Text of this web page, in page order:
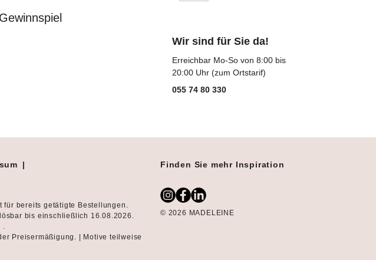
Gewinnspiel
Wir sind für Sie da!
Erreichbar Mo-So von 8:00 bis
20:00 Uhr (zum Ortstarif)
055 74 80 330
|
für bereits getätigte Bestellungen.
bis einschließlich 16.08.2026.
.
Preisermäßigung. | Motive teilweise
Finden Sie mehr Inspiration
© 2026 MADELEINE